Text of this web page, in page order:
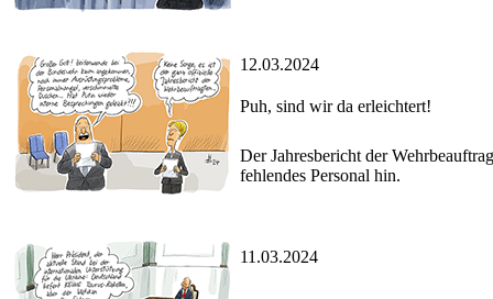
12.03.2024
Puh, sind wir da erleichtert!
Der Jahresbericht der
fehlendes Personal hin.
11.03.2024